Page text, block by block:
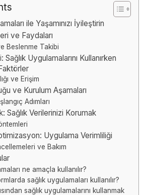
ile Yaşamınızı İyileştirin
ve Faydaları
Beslenme Takibi
Sağlık Uygulamalarını Kullanırken
ve Erişim
ve Kurulum Aşamaları
Adımları
Sağlık Verilerinizi Korumak
Uygulama Verimliliği
ve Bakım
ne amaçla kullanılır?
sağlık uygulamaları kullanılır?
sağlık uygulamalarını kullanmak